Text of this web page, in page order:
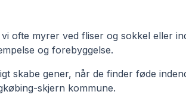
ofte myrer ved fliser og sokkel eller
og forebyggelse.
skabe gener, når de finder føde
skjern kommune.